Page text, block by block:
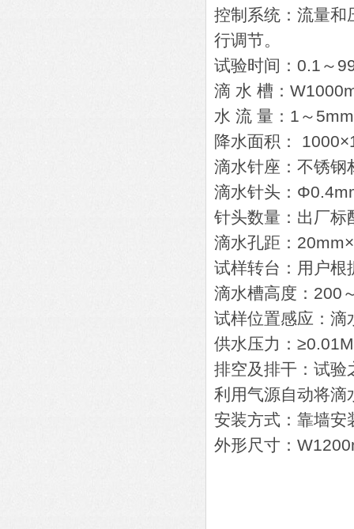
控制系统：流量和
行调节。
试验时间：0.1～
滴 水 槽：
水 流 量：1～
降水面积：
滴水针座：不锈钢
滴水针头：
针头数量：出厂标
滴水孔距：
试样转台：用户根
滴水槽高度：200
试样位置感应：滴
供水压力：
排空及排干：试验
利用气源自动将滴
安装方式：靠墙安
外形尺寸：